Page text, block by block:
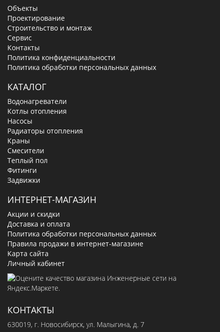
Объекты
Проектирование
Строительство и монтаж
Сервис
Контакты
Политика конфиденциальности
Политика обработки персональных данных
КАТАЛОГ
Водонагреватели
Котлы отопления
Насосы
Радиаторы отопления
Краны
Смесители
Теплый пол
Фитинги
Задвижки
ИНТЕРНЕТ-МАГАЗИН
Акции и скидки
Доставка и оплата
Политика обработки персональных данных
Правила продажи в интернет-магазине
Карта сайта
Личный кабинет
КОНТАКТЫ
630019, г. Новосибирск, ул. Малыгина, д. 7